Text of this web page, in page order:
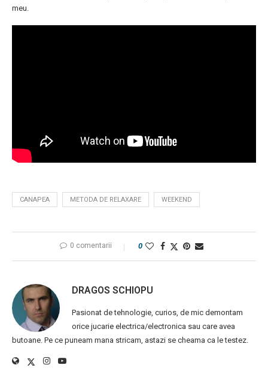
meu.
CANAPEA METODA DE RELAXARE WEEKEND
0 comentarii 0
DRAGOS SCHIOPU
Pasionat de tehnologie, curios, de mic demontam
orice jucarie electrica/electronica sau care avea
butoane. Pe ce puneam mana stricam, astazi se cheama ca le testez.